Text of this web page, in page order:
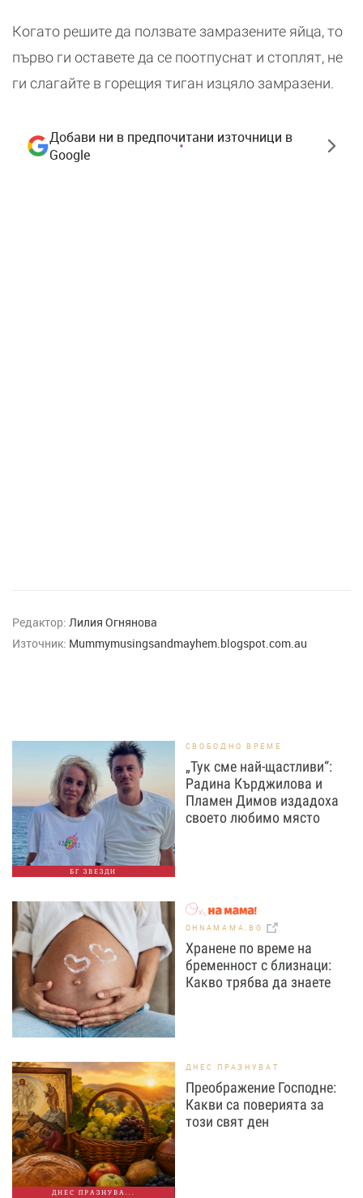
Когато решите да ползвате замразените яйца, то
първо ги оставете да се поотпуснат и стоплят, не
ги слагайте в горещия тиган изцяло замразени.
Добави ни в предпочитани източници в
Google
Редактор: Лилия Огнянова
Източник: Мummymusingsandmayhem.blogspot.com.au
БГ ЗВЕЗДИ
СВОБОДНО ВРЕМЕ
„Тук сме най-щастливи“:
Радина Кърджилова и
Пламен Димов издадоха
своето любимо място
OHNAMAMA.BG
Хранене по време на
бременност с близнаци:
Какво трябва да знаете
ДНЕС ПРАЗНУВА...
ДНЕС ПРАЗНУВАТ
Преображение Господне:
Какви са поверията за
този свят ден